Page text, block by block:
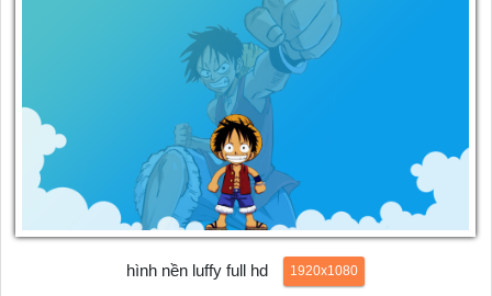
hình nền luffy full hd 1920x1080